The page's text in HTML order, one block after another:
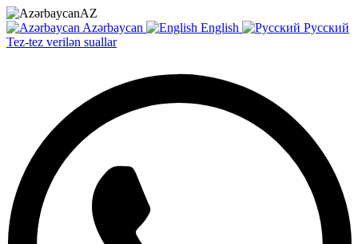
AZ
Azərbaycan
English
Русский
Tez-tez verilən suallar